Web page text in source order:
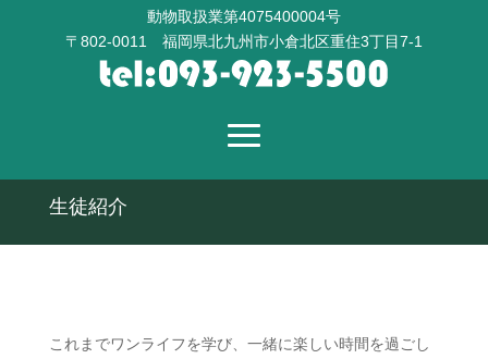
動物取扱業第4075400004号
〒802-0011 福岡県北九州市小倉北区重住3丁目7-1
生徒紹介
これまでワンライフを学び、一緒に楽しい時間を過ごし